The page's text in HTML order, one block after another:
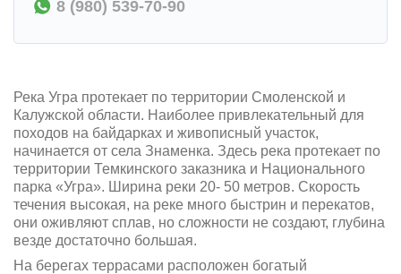
Река Угра протекает по территории Смоленской и
Калужской области. Наиболее привлекательный для
походов на байдарках и живописный участок,
начинается от села Знаменка. Здесь река протекает по
территории Темкинского заказника и Национального
парка «Угра». Ширина реки 20- 50 метров. Скорость
течения высокая, на реке много быстрин и перекатов,
они оживляют сплав, но сложности не создают, глубина
везде достаточно большая.
На берегах террасами расположен богатый
8 (980) 539-70-90